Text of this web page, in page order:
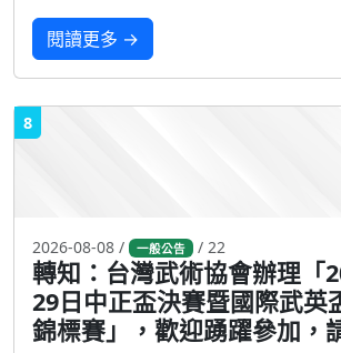
閱讀更多 →
8
2026-08-08 / 一般公告 / 22
轉知：台灣武術協會辦理「
29日中正盃決賽暨國際武英
錦標賽」，歡迎踴躍參加，